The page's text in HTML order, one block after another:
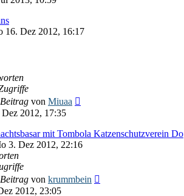
16. Dez 2012, 16:17
von Miuaa
2012, 17:35
mit Tombola Katzenschutzverein Do
3. Dez 2012, 22:16
von krummbein
2012, 23:05